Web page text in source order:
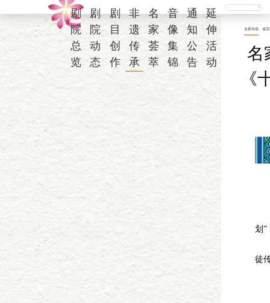
剧
院
总
览
剧
院
动
态
剧
目
创
作
非
遗
传
承
名
家
荟
萃
音
像
集
锦
通
知
公
告
延
伸
活
动
名家传戏 省花
名
《
划”
徒